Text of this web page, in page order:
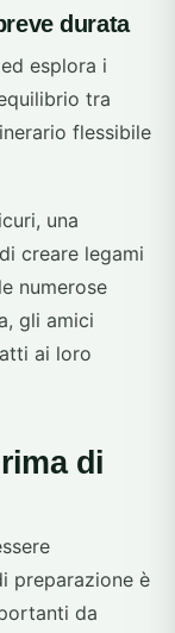
durata
esplora i
tra
flessibile
una
creare legami
numerose
gli amici
ai loro
di
preparazione è
da